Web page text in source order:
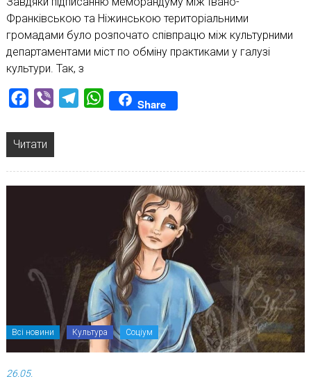
Франківською та Ніжинською територіальними
громадами було розпочато співпрацю між культурними
департаментами міст по обміну практиками у галузі
культури. Так, з
Facebook
Viber TelegramWhatsAppShare
Читати
Всі новини Культура Соціум
26.05.